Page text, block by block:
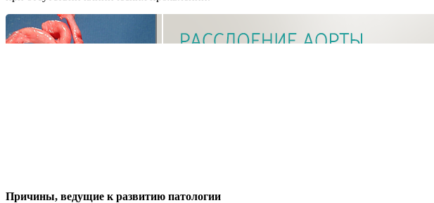
Причины, ведущие к развитию патологии